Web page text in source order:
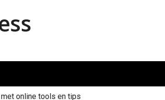
online tools en tips